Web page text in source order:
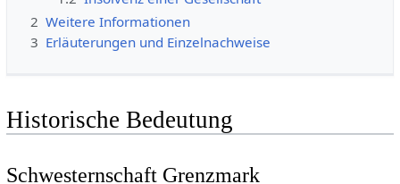
2 Weitere Informationen
3 Erläuterungen und Einzelnachweise
Historische Bedeutung
Schwesternschaft Grenzmark